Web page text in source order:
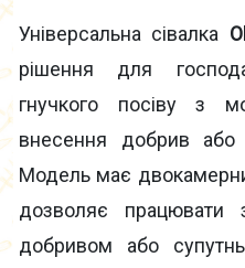
Універсальна сівалка
рішення для
гнучкого посіву з
внесення добрив або
Модель має
дозволяє працювати
добривом або